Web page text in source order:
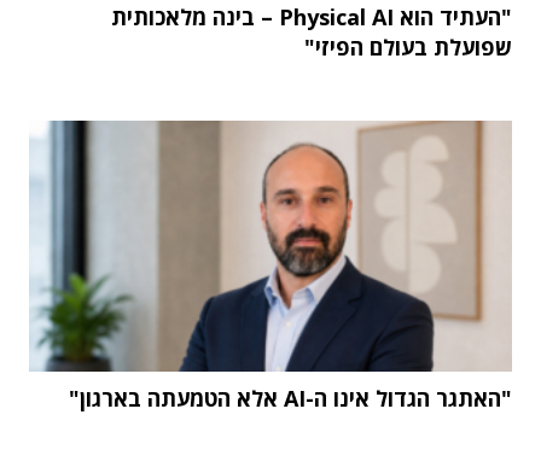
"העתיד הוא Physical AI – בינה מלאכותית
שפועלת בעולם הפיזי"
"האתגר הגדול אינו ה-AI אלא הטמעתה בארגון"